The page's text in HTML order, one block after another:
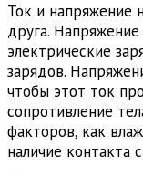
Ток и напряжение
друга.
электрические
зарядов.
чтобы этот ток
сопротивление
факторов, как
наличие контакта